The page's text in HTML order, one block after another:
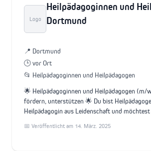
Logo
Heilpädagoginnen und
Dortmund
📍 Dortmund
🕒 vor Ort
📂 Heilpädagoginnen und Heilpädagogen
🌟 Heilpädagoginnen und Heilpädagogen (m/
fördern, unterstützen 🌟 Du bist
Heilpädagogin aus Leidenschaft und möchtest
📅 Veröffentlicht am 14. März. 2025